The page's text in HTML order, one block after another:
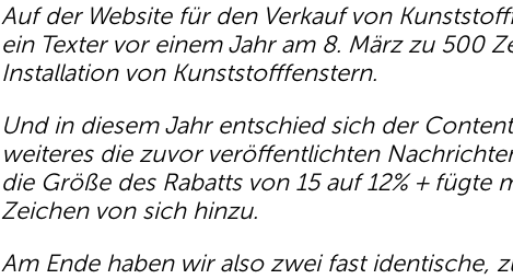
Auf der Website für den Verkauf von
ein Texter vor einem Jahr am 8. März zu 500
Installation von Kunststofffenstern.
Und in diesem Jahr entschied sich der
weiteres die zuvor veröffentlichten
die Größe des Rabatts von 15 auf 12% +
Zeichen von sich hinzu.
Am Ende haben wir also zwei fast identische,